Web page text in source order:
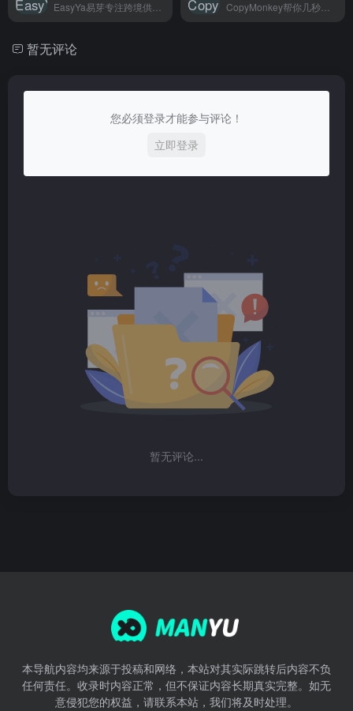
暂无评论
您必须登录才能参与评论！
立即登录
暂无评论...
本导航内容均来源于投稿和网络，本站对其实际跳转后内容不负
任何责任。收录时内容正常，但不保证内容长期真实完整。如无
意侵犯您的权益，请联系本站，我们将及时处理。